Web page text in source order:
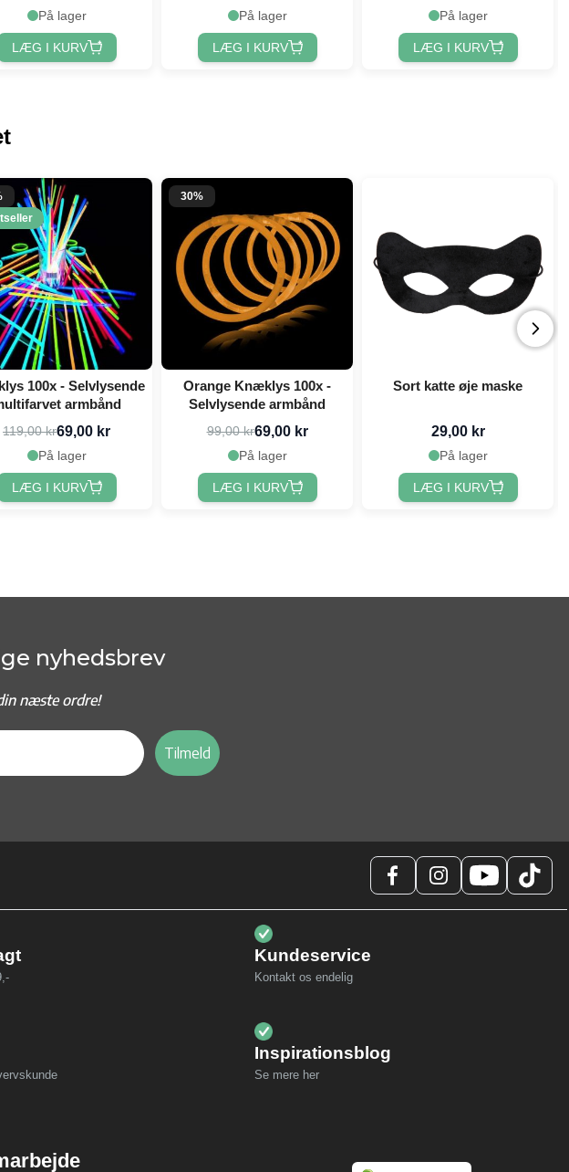
På lager
LÆG I KURV
På lager
LÆG I KURV
På lager
LÆG I KURV
100x - Selvlysende
armbånd
119,00 kr69,00 kr
På lager
LÆG I KURV
30%
Orange Knæklys 100x -
Selvlysende armbånd
99,00 kr69,00 kr
På lager
LÆG I KURV
Sort katte øje maske
29,00 kr
På lager
LÆG I KURV
nyhedsbrev
næste ordre!
Tilmeld
Kundeservice
Kontakt os endelig
Inspirationsblog
Se mere her